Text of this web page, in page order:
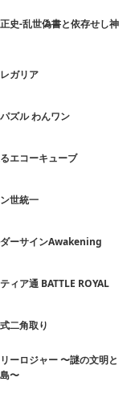
史-乱世偽書と依存せし神
ガリア
ズル わんワン
エコーキューブ
世統一
ーサインAwakening
ィア通 BATTLE ROYAL
二角取り
ーロジャー 〜謎の文明と
〜